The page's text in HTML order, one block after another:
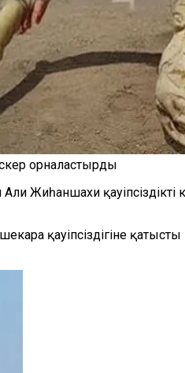
орналастырды
Жиһаншахи
қауіпсіздігіне